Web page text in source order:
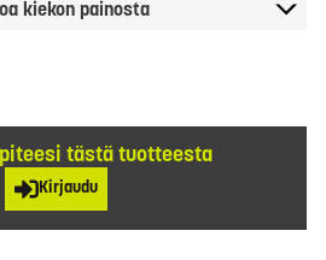
kiekon painosta
tästä tuotteesta
Kirjaudu